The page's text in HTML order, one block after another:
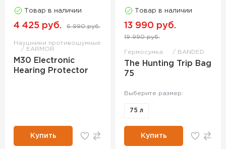
Товар в наличии
4 425 руб. 6 990 руб.
Наушники противошумные
EARMOR
M30 Electronic
Hearing Protector
Купить
Товар в наличии
13 990 руб.
19 990 руб.
Гермосумка BANDED
The Hunting Trip Bag
75
Выберите размер:
75 л
Купить